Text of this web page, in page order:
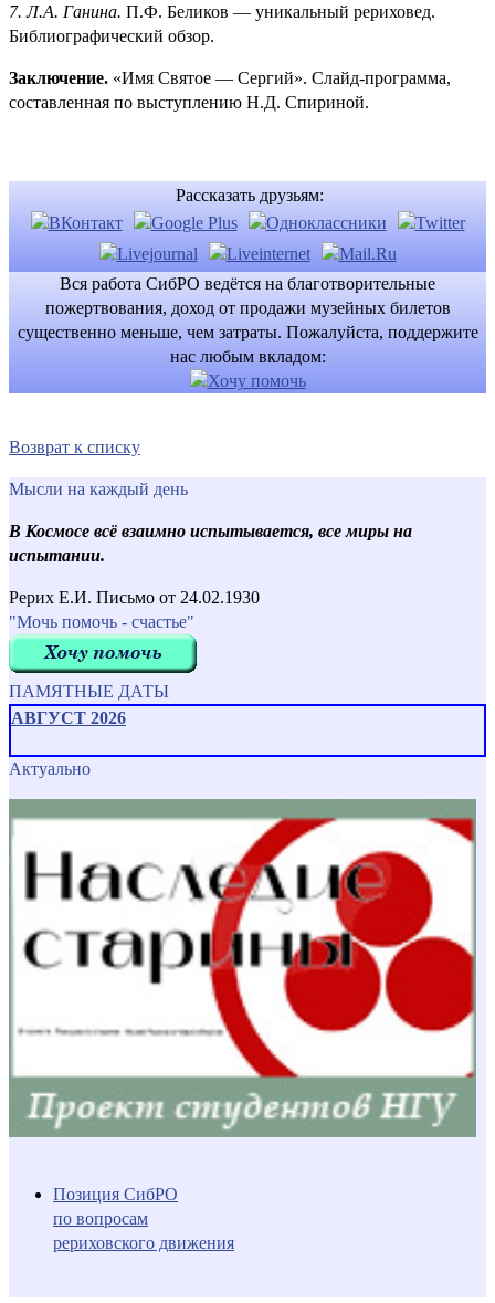
7.Л.А. Ганина. П.Ф. Беликов — уникальный рериховед.
Библиографический обзор.
Заключение. «Имя Святое — Сергий». Слайд-программа,
составленная по выступлению Н.Д. Спириной.
Рассказать друзьям:
Вся работа СибРО ведётся на благотворительные
пожертвования, доход от продажи музейных билетов
существенно меньше, чем затраты. Пожалуйста, поддержите
нас любым вкладом:
Возврат к списку
Мысли на каждый день
В Космосе всё взаимно испытывается, все миры на
испытании.
Рерих Е.И. Письмо от 24.02.1930
"Мочь помочь - счастье"
ПАМЯТНЫЕ ДАТЫ
АВГУСТ 2026
Актуально
Позиция СибРО
по вопросам
рериховского движения